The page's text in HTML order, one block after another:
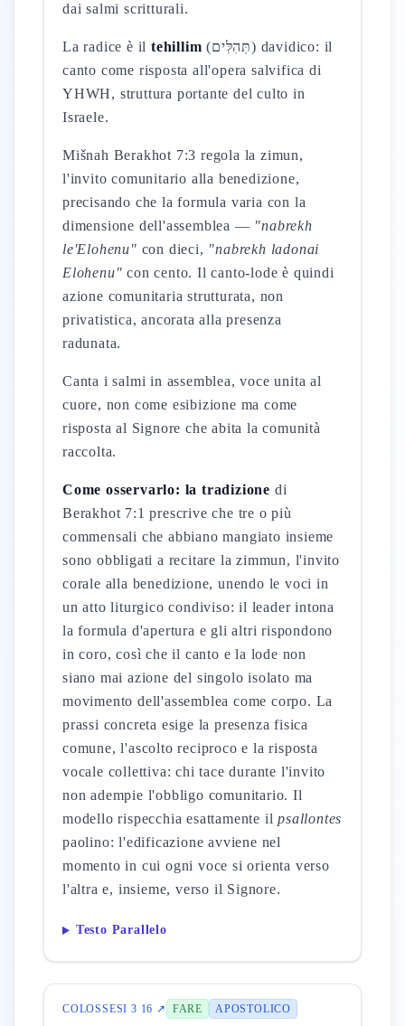
dai salmi scritturali.
La radice è il tehillim (תְּהִלִּים) davidico: il
canto come risposta all'opera salvifica di
YHWH, struttura portante del culto in
Israele.
Mišnah Berakhot 7:3 regola la zimun,
l'invito comunitario alla benedizione,
precisando che la formula varia con la
dimensione dell'assemblea — "nabrekh
le'Elohenu" con dieci, "nabrekh ladonai
Elohenu" con cento. Il canto-lode è quindi
azione comunitaria strutturata, non
privatistica, ancorata alla presenza
radunata.
Canta i salmi in assemblea, voce unita al
cuore, non come esibizione ma come
risposta al Signore che abita la comunità
raccolta.
Come osservarlo: la tradizione di
Berakhot 7:1 prescrive che tre o più
commensali che abbiano mangiato insieme
sono obbligati a recitare la zimmun, l'invito
corale alla benedizione, unendo le voci in
un atto liturgico condiviso: il leader intona
la formula d'apertura e gli altri rispondono
in coro, così che il canto e la lode non
siano mai azione del singolo isolato ma
movimento dell'assemblea come corpo. La
prassi concreta esige la presenza fisica
comune, l'ascolto reciproco e la risposta
vocale collettiva: chi tace durante l'invito
non adempie l'obbligo comunitario. Il
modello rispecchia esattamente ilpsallontes
paolino: l'edificazione avviene nel
momento in cui ogni voce si orienta verso
l'altra e, insieme, verso il Signore.
Testo Parallelo
COLOSSESI 3 16 ↗ FARE APOSTOLICO